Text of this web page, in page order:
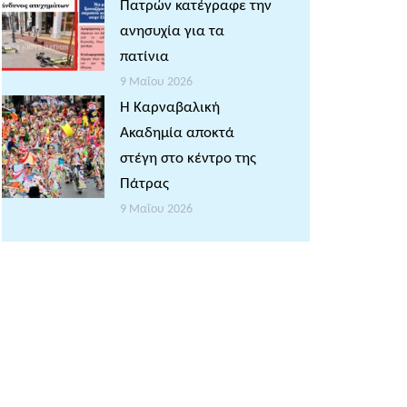
Πατρών κατέγραφε την
ανησυχία για τα
πατίνια
9 Μαΐου 2026
Η Καρναβαλική
Ακαδημία αποκτά
στέγη στο κέντρο της
Πάτρας
9 Μαΐου 2026